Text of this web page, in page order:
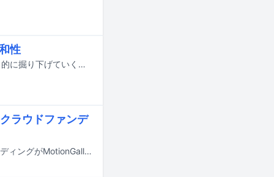
性
1990年代に日本の音楽シーンで起きた“渋谷系”ムーブメントを複数の記事で多角的に掘り下げていくこの連載。7回目は吉田豪へのインタビューを掲載する。この連載では、日本の音楽史において重要な位置にありながら極めて実態のつかみにくい“渋谷系”について、主にムーブメントの中核を担ったアーティストや関係者の証言をもとに考察を進めてきた。しかし渋谷系が起こした波紋はアーティストに紐付いた文脈の中だけではなく、文脈外にも広がっているのではないか。それまでの日本の音楽シーンにはなかった多種多様なサウンドとビート、豊かなコード感覚を持ち込んだ渋谷系の音楽は、同時代から現在に至るまで多くのクリエイターの耳を刺激し、さまざまなジャンルでその影響を感じさせる楽曲が生み出されている。ことアイドル、女優、声優が歌う音楽はポップなことが前提としてあるためか、意図して作られているか否かに関わらず、渋谷系の血脈を感じさせるものが多い。渋谷系と呼ばれるアーティストが制作に関わった楽曲もあれば、無関係かつお手軽にブームとして取り入れられた“渋谷系風サウンド”や、はたまた完全なる偶然から生まれた“渋谷系っぽい曲”もあるが、それらはいずれも不思議な魅力を放っている。そういった文脈内外にまで目を光らせ、古今の隠れた名盤を発掘、紹介し続けているのが、プロインタビュアーの吉田豪だ。今回は吉田が所有するガールポップ作品を軸に、現在までつながる“渋谷系の血脈”を掘り下げる。
ラウドファンデ
藤岡みなみが店長を務めるタイムトラベル専門書店「utouto」のクラウドファンディングがMotionGalleryでスタートした。